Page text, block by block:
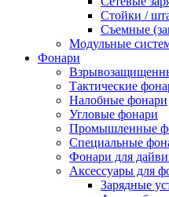
Стойки /
Съемные
Модульные
Фонари
Тактические
Налобные фонари
Угловые фонари
Промышленные
Специальные
Фонари для
Аксессуары для
Зарядные